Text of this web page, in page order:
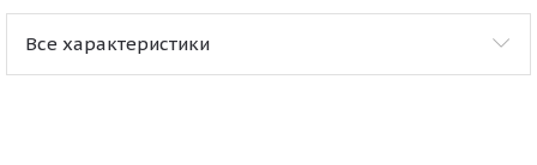
Все характеристики